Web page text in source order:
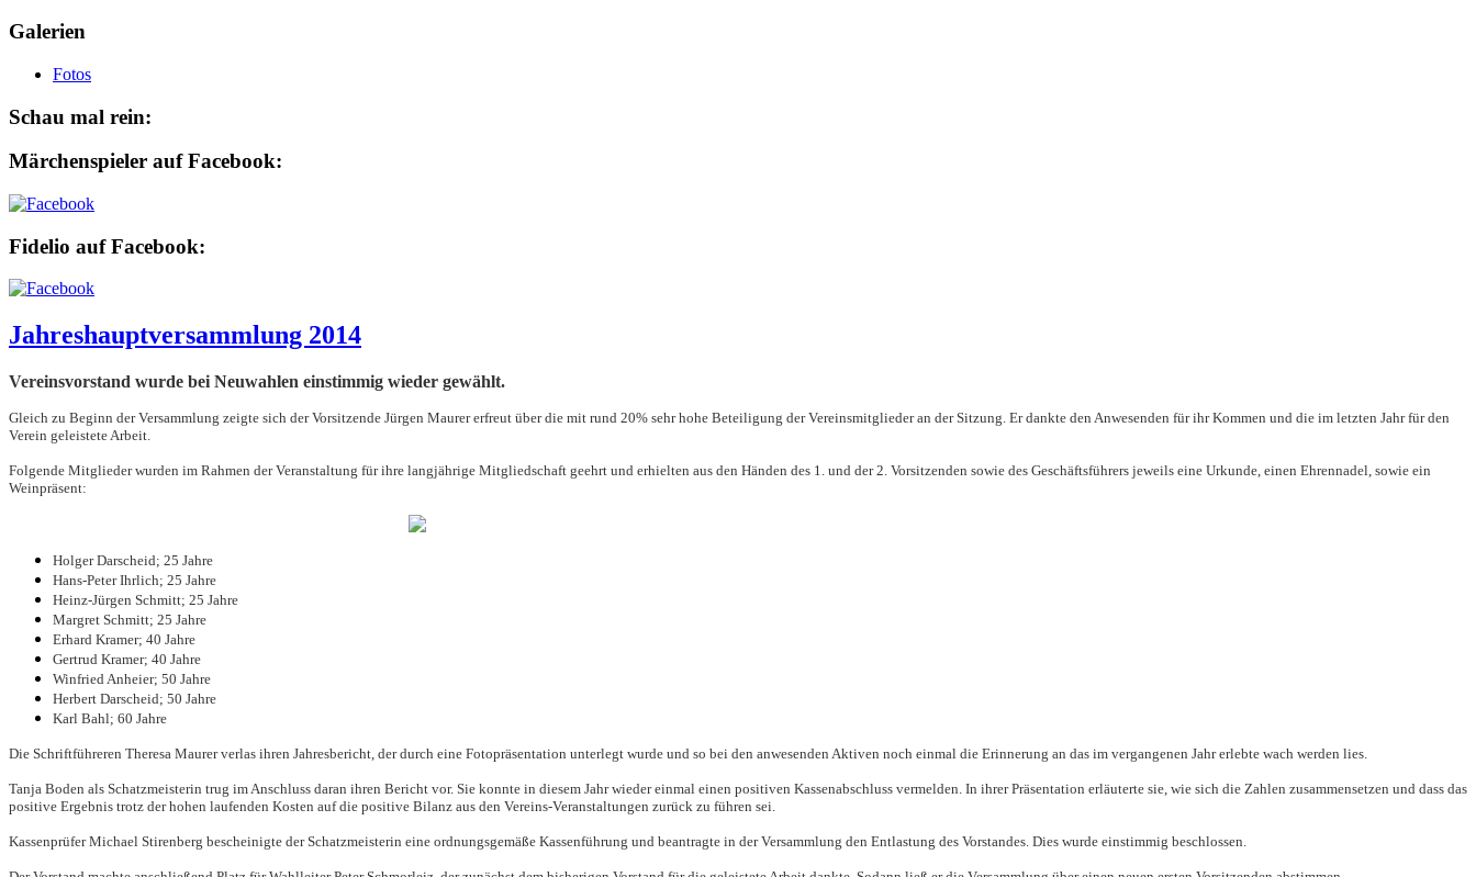
Galerien
Fotos
Schau mal rein:
Märchenspieler auf Facebook:
Fidelio auf Facebook:
Jahreshauptversammlung 2014
Vereinsvorstand wurde bei Neuwahlen einstimmig wieder gewählt.
Gleich zu Beginn der Versammlung zeigte sich der Vorsitzende Jürgen Maurer erfreut über die mit rund 20% sehr hohe Beteiligung der Vereinsmitglieder an der Sitzung. Er dankte den Anwesenden für ihr Kommen und die im letzten Jahr für den
Verein geleistete Arbeit.
Folgende Mitglieder wurden im Rahmen der Veranstaltung für ihre langjährige Mitgliedschaft geehrt und erhielten aus den Händen des 1. und der 2. Vorsitzenden sowie des Geschäftsführers jeweils eine Urkunde, einen Ehrennadel, sowie ein
Weinpräsent:
Holger Darscheid; 25 Jahre
Hans-Peter Ihrlich; 25 Jahre
Heinz-Jürgen Schmitt; 25 Jahre
Margret Schmitt; 25 Jahre
Erhard Kramer; 40 Jahre
Gertrud Kramer; 40 Jahre
Winfried Anheier; 50 Jahre
Herbert Darscheid; 50 Jahre
Karl Bahl; 60 Jahre
Die Schriftführeren Theresa Maurer verlas ihren Jahresbericht, der durch eine Fotopräsentation unterlegt wurde und so bei den anwesenden Aktiven noch einmal die Erinnerung an das im vergangenen Jahr erlebte wach werden lies.
Tanja Boden als Schatzmeisterin trug im Anschluss daran ihren Bericht vor. Sie konnte in diesem Jahr wieder einmal einen positiven Kassenabschluss vermelden. In ihrer Präsentation erläuterte sie, wie sich die Zahlen zusammensetzen und dass das
positive Ergebnis trotz der hohen laufenden Kosten auf die positive Bilanz aus den Vereins-Veranstaltungen zurück zu führen sei.
Kassenprüfer Michael Stirenberg bescheinigte der Schatzmeisterin eine ordnungsgemäße Kassenführung und beantragte in der Versammlung den Entlastung des Vorstandes. Dies wurde einstimmig beschlossen.